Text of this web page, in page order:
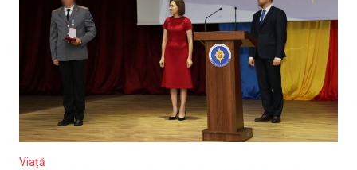
Viață